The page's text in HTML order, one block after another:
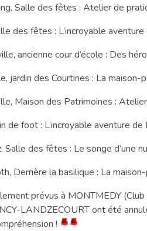
Salle des fêtes : Atelier de
des fêtes : L’incroyable
ancienne cour d’école : Des
jardin des Courtines : La maison-
Maison des Patrimoines :
de foot : L’incroyable aventure
des fêtes : Le songe d’une
Derrière la basilique : La
prévus à MONTMEDY
LANDZECOURT ont été
!